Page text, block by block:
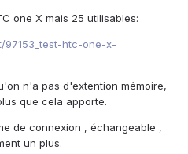
one X mais 25 utilisables:
97153_test-htc-one-x-
n'a pas d'extention mémoire,
que cela apporte.
de connexion , échangeable ,
un plus.